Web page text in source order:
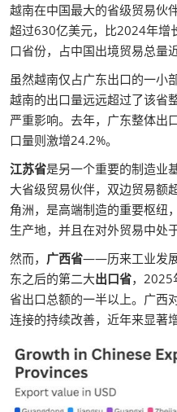
越南在中国最大的省级贸易伙
超过630亿美元，比2024年增
口省份，占中国出境贸易总量
虽然越南仅占广东出口的一
越南的出口量远远超过了该省
严重影响。去年，广东整体出
口量则激增24.2%。
江苏省是另一个重要的制造业
大省级贸易伙伴，双边贸易额
角洲，是高端制造的重要枢纽
生产地，并且在对外贸易中处
然而， 广西省——历来工业发
东之后的第二大出口省，2025
省出口总额的一半以上。广西
连接的持续改善，近年来显著